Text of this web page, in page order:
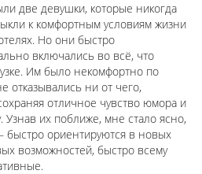
две девушки, которые никогда
к комфортным условиям жизни
Но они быстро
включались во всё, что
Им было некомфортно по
отказывались ни от чего,
отличное чувство юмора и
Узнав их поближе, мне стало ясно,
быстро ориентируются в новых
возможностей, быстро всему